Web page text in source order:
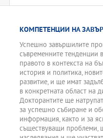
КОМПЕТЕНЦИИ НА
Успешно завършилите
съвременните тенденции
правото в контекста на
история и политика,
развитие, и ще имат
в конкретната област на
Докторантите ще
за успешно събиране и
информация, както и за
съществуващи проблеми,